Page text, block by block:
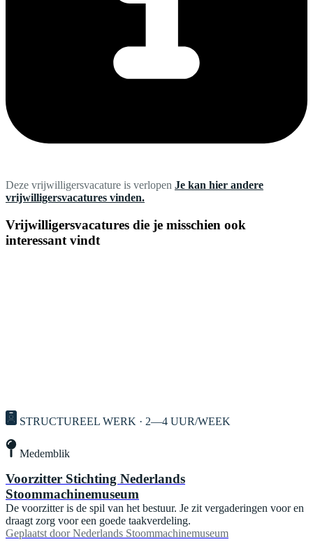
Deze vrijwilligersvacature is verlopen Je kan hier andere
vrijwilligersvacatures vinden.
Vrijwilligersvacatures die je misschien ook
interessant vindt
STRUCTUREEL WERK · 2—4 UUR/WEEK
Medemblik
Voorzitter Stichting Nederlands
Stoommachinemuseum
De voorzitter is de spil van het bestuur. Je zit vergaderingen voor en
draagt zorg voor een goede taakverdeling.
Geplaatst door Nederlands Stoommachinemuseum